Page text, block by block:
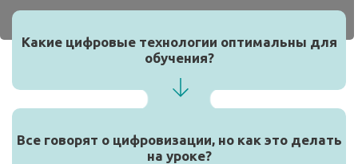
Какие цифровые технологии оптимальны для
обучения?
Все говорят о цифровизации, но как это делать
на уроке?